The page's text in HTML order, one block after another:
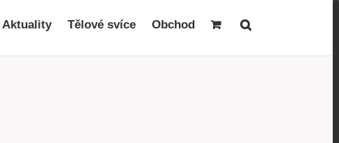
Aktuality Tělové svíce Obchod